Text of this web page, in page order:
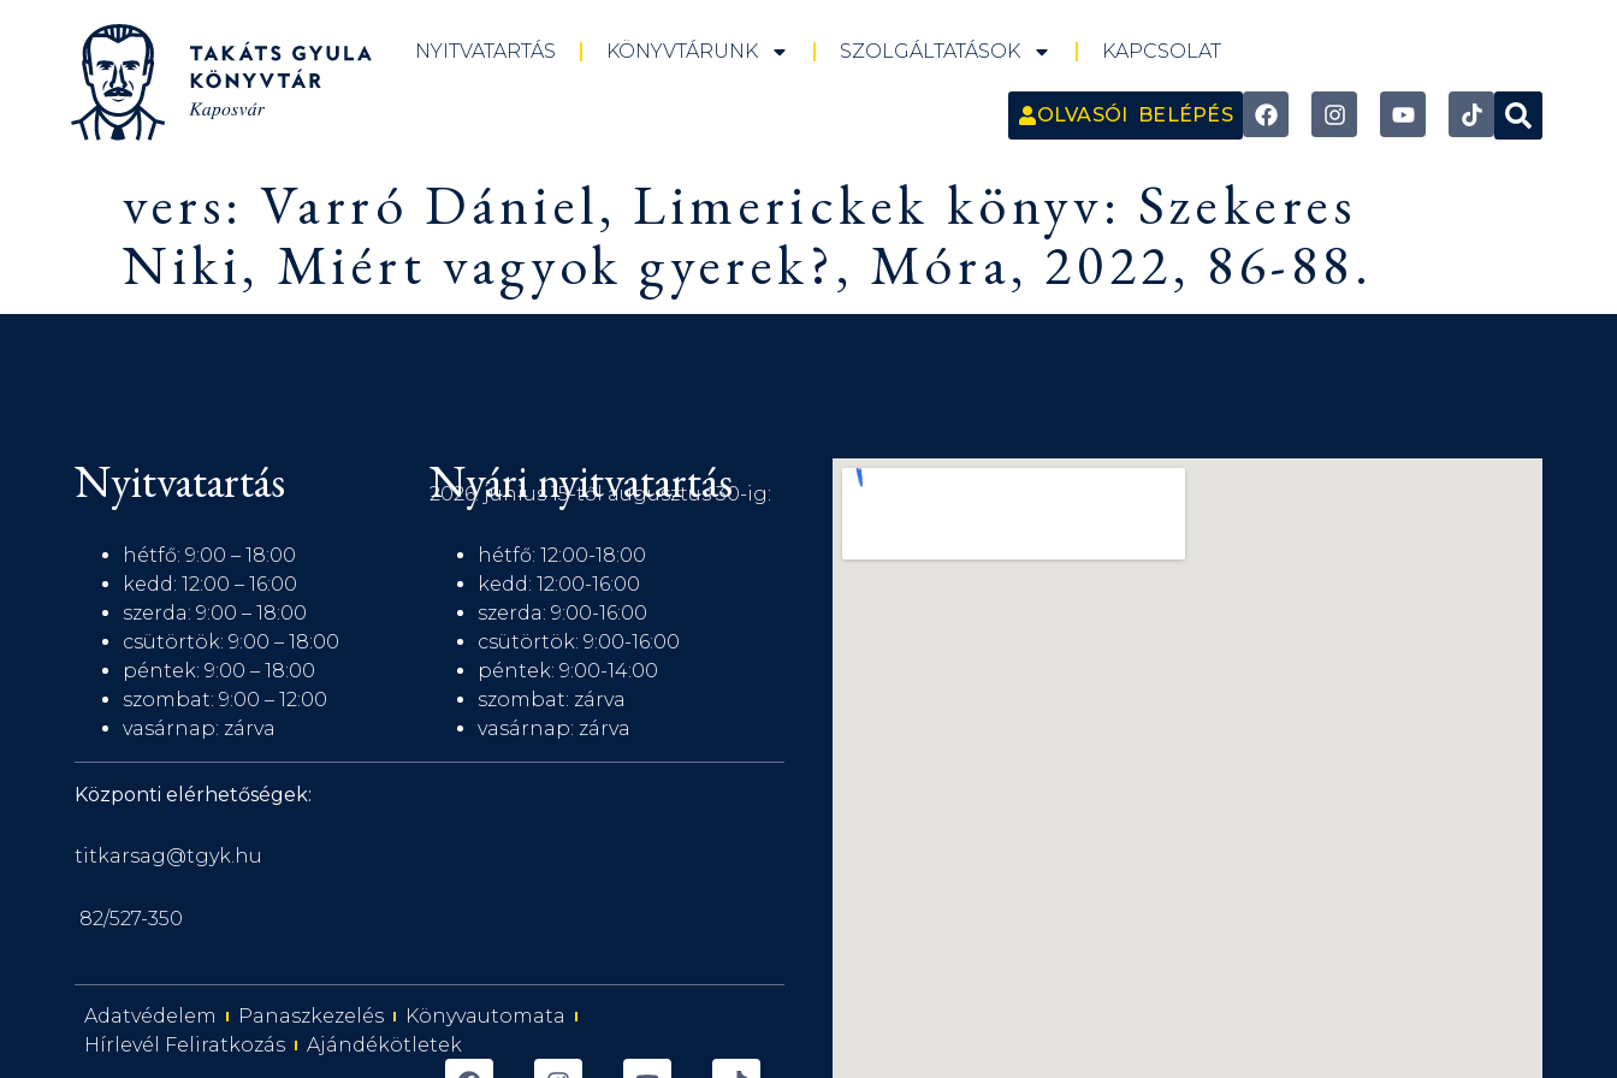
NYITVATARTÁS KÖNYVTÁRUNK SZOLGÁLTATÁSOK KAPCSOLAT
OLVASÓI BELÉPÉS
vers: Varró Dániel, Limerickek könyv: Szekeres
Niki, Miért vagyok gyerek?, Móra, 2022, 86-88.
Nyitvatartás
hétfő: 9:00 – 18:00
kedd: 12:00 – 16:00
szerda: 9:00 – 18:00
csütörtök: 9:00 – 18:00
péntek: 9:00 – 18:00
szombat: 9:00 – 12:00
vasárnap: zárva
Nyári nyitvatartás
2026. június 15-től augusztus 30-ig:
hétfő: 12:00-18:00
kedd: 12:00-16:00
szerda: 9:00-16:00
csütörtök: 9:00-16:00
péntek: 9:00-14:00
szombat: zárva
vasárnap: zárva
Központi elérhetőségek:
titkarsag@tgyk.hu
82/527-350
Adatvédelem Panaszkezelés
Könyvautomata
Hírlevél Feliratkozás
Ajándékötletek